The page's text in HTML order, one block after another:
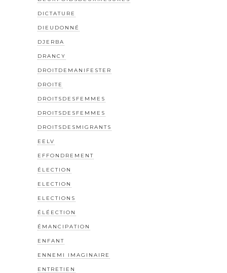
DICTATURE
DIEUDONNÉ
DJERBA
DRANCY
DROITDEMANIFESTER
DROITE
DROITSDESFEMMES
DROITSDESFEMMES
DROITSDESMIGRANTS
EELV
EFFONDREMENT
ÉLECTION
ELECTION
ELECTIONS
ÉLÉECTION
ÉMANCIPATION
ENFANT
ENNEMI IMAGINAIRE
ENTRETIEN